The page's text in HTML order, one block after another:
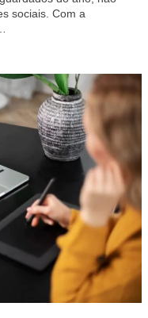
sociais. Com a